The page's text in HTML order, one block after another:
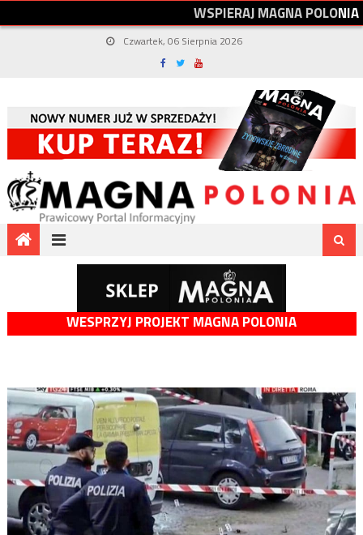
WSPIERAJMAGNAPOLONIA
Czwartek, 06 Sierpnia 2026
WESPRZYJ PROJEKT MAGNA POLONIA